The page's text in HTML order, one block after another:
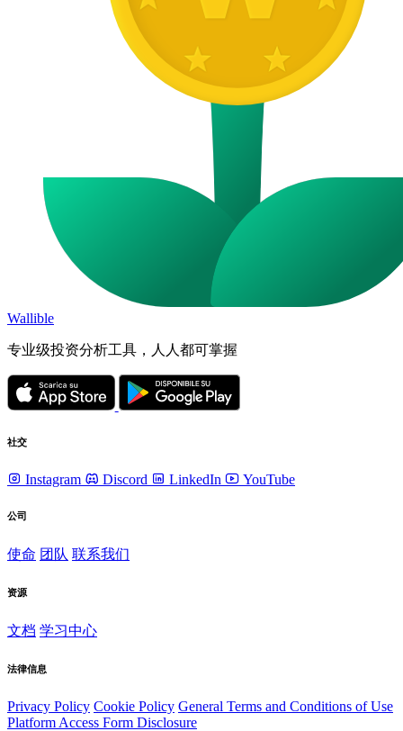
Wallible
专业级投资分析工具，人人都可掌握
社交
Instagram Discord LinkedIn YouTube
公司
使命 团队 联系我们
资源
文档 学习中心
法律信息
Privacy Policy Cookie Policy General Terms and Conditions of Use
Platform Access Form Disclosure